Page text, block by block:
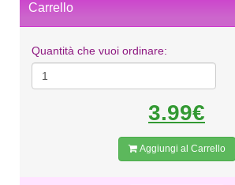
Carrello
Quantità che vuoi ordinare:
3.99€
Aggiungi al Carrello